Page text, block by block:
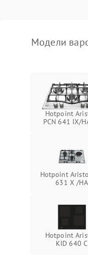
Модели
Hotpoint
PCN 641 IX/
Hotpoint
631 X /HA
Hotpoint
KID 640 C